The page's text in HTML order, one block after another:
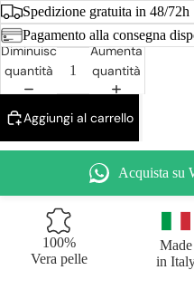
Spedizione gratuita in 48/72h
Pagamento alla consegna
Diminuisci
quantità
Aumenta
quantità
Aggiungi al carrello
Acquista su
100%
Vera pelle
Made
in